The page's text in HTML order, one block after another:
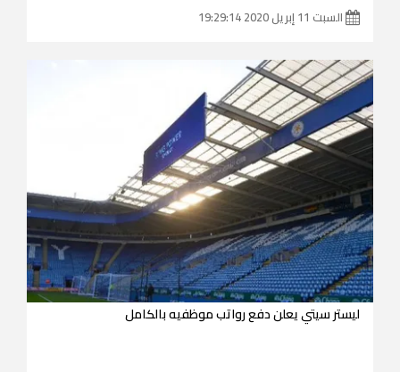
السبت 11 إبريل 2020 19:29:14
ليستر سيتي يعلن دفع رواتب موظفيه بالكامل